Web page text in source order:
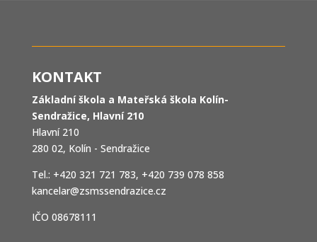
KONTAKT
Základní škola a Mateřská škola Kolín-
Sendražice, Hlavní 210
Hlavní 210
280 02, Kolín - Sendražice
Tel.: +420 321 721 783, +420 739 078 858
kancelar@zsmssendrazice.cz
IČO 08678111